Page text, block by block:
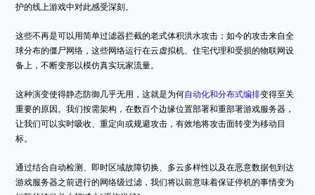
护的线上游戏中对此感受深刻。
这些不再是可以用简单过滤器拦截的老式体积洪水攻击；如今的攻击来自全
球分布的僵尸网络，这些网络运行在云虚拟机、住宅代理和受损的物联网设
备上，不断变形以模仿真实玩家流量。
这种演变使得静态防御几乎无用，这就是为何自动化和分布式编排变得至关
重要的原因。我们按需架构，在数百个边缘位置部署和重部署游戏服务器，
让我们可以实时吸收、重定向或规避攻击，有效地将攻击面转变为移动目
标。
通过结合自动检测、即时区域故障切换、多云多样性以及在恶意数据包到达
游戏服务器之前进行的网络级过滤，我们将以前意味着保证停机的事情变为